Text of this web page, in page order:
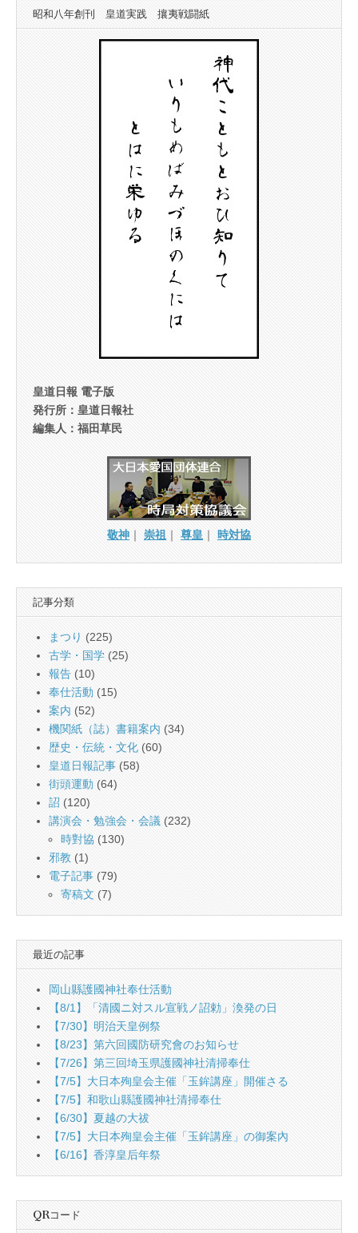
昭和八年創刊 皇道実践 攘夷戦闘紙
皇道日報 電子版
発行所：皇道日報社
編集人：福田草民
敬神 ｜ 崇祖 ｜ 尊皇 ｜ 時対協
記事分類
まつり (225)
古学・国学 (25)
報告 (10)
奉仕活動 (15)
案内 (52)
機関紙（誌）書籍案内 (34)
歴史・伝統・文化 (60)
皇道日報記事 (58)
街頭運動 (64)
詔 (120)
講演会・勉強会・会議 (232)
時對協 (130)
邪教 (1)
電子記事 (79)
寄稿文 (7)
最近の記事
岡山縣護國神社奉仕活動
【8/1】「清國ニ対スル宣戦ノ詔勅」渙発の日
【7/30】明治天皇例祭
【8/23】第六回國防研究會のお知らせ
【7/26】第三回埼玉県護國神社清掃奉仕
【7/5】大日本殉皇会主催「玉鉾講座」開催さる
【7/5】和歌山縣護國神社清掃奉仕
【6/30】夏越の大祓
【7/5】大日本殉皇会主催「玉鉾講座」の御案內
【6/16】香淳皇后年祭
QRコード